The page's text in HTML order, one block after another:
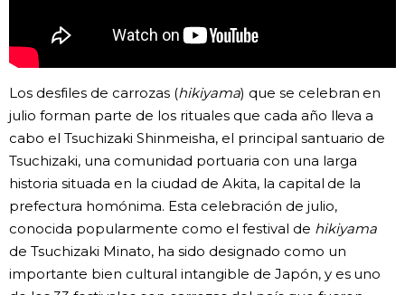
Avisos
Los desfiles de carrozas (hikiyama) que se celebran en
julio forman parte de los rituales que cada año lleva a
cabo el Tsuchizaki Shinmeisha, el principal santuario de
Tsuchizaki, una comunidad portuaria con una larga
historia situada en la ciudad de Akita, la capital de la
prefectura homónima. Esta celebración de julio,
conocida popularmente como el festival de hikiyama
de Tsuchizaki Minato, ha sido designado como un
importante bien cultural intangible de Japón, y es uno